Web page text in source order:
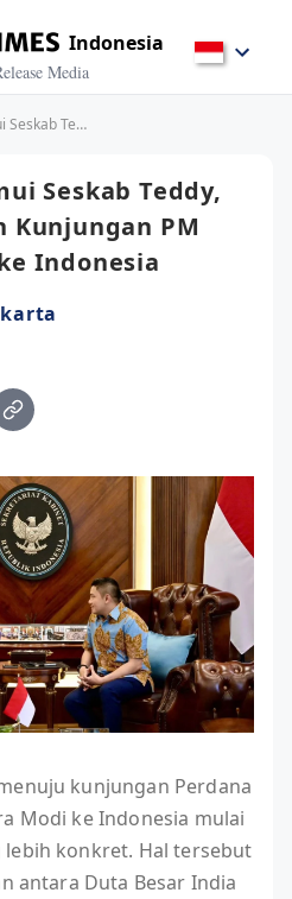
Indonesia
Media
/ Dubes India Temui Seskab Teddy, Bahas Persiapan Kunjungan PM Narendra Modi ke Indonesia
Seskab Teddy,
Kunjungan PM
Indonesia
kunjungan Perdana
Modi ke Indonesia mulai
lebih konkret. Hal tersebut
antara Duta Besar India